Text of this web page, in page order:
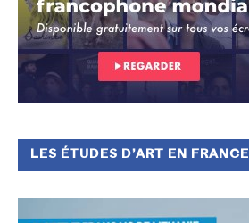
LES ÉTUDES D’ART EN FRANCE